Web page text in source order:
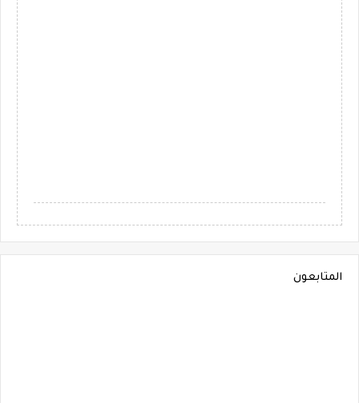
المتابعون